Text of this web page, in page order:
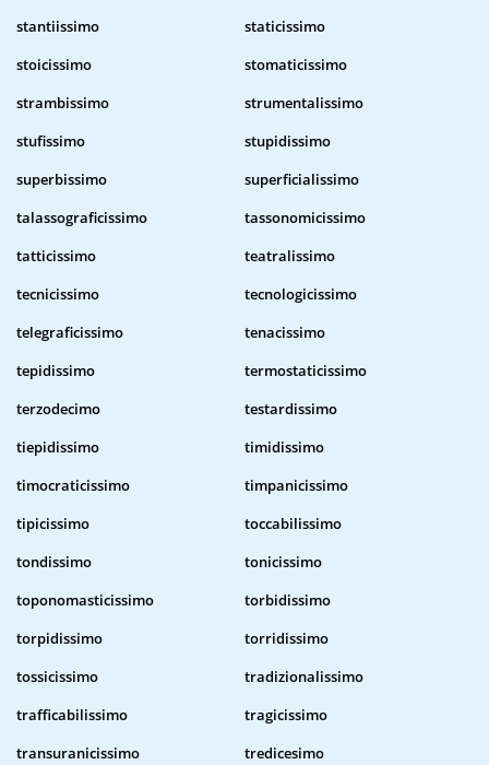
stantiissimo
staticissimo
stoicissimo
stomaticissimo
strambissimo
strumentalissimo
stufissimo
stupidissimo
superbissimo
superficialissimo
talassograficissimo
tassonomicissimo
tatticissimo
teatralissimo
tecnicissimo
tecnologicissimo
telegraficissimo
tenacissimo
tepidissimo
termostaticissimo
terzodecimo
testardissimo
tiepidissimo
timidissimo
timocraticissimo
timpanicissimo
tipicissimo
toccabilissimo
tondissimo
tonicissimo
toponomasticissimo
torbidissimo
torpidissimo
torridissimo
tossicissimo
tradizionalissimo
trafficabilissimo
tragicissimo
transuranicissimo
tredicesimo